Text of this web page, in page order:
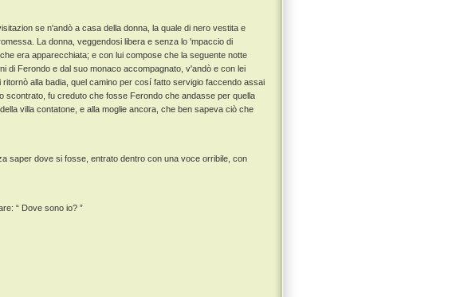
se n'andò a casa della donna, la quale di nero vestita e
La donna, veggendosi libera e senza lo 'mpaccio di
era apparecchiata; e con lui compose che la seguente notte
di Ferondo e dal suo monaco accompagnato, v'andò e con lei
alla badia, quel camino per cosí fatto servigio faccendo assai
scontrato, fu creduto che fosse Ferondo che andasse per quella
villa contatone, e alla moglie ancora, che ben sapeva ciò che
saper dove si fosse, entrato dentro con una voce orribile, con
“ Dove sono io? ”